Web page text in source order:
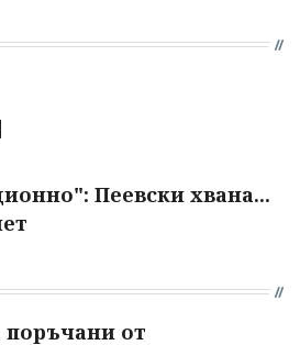
Пеевски хвана...
от